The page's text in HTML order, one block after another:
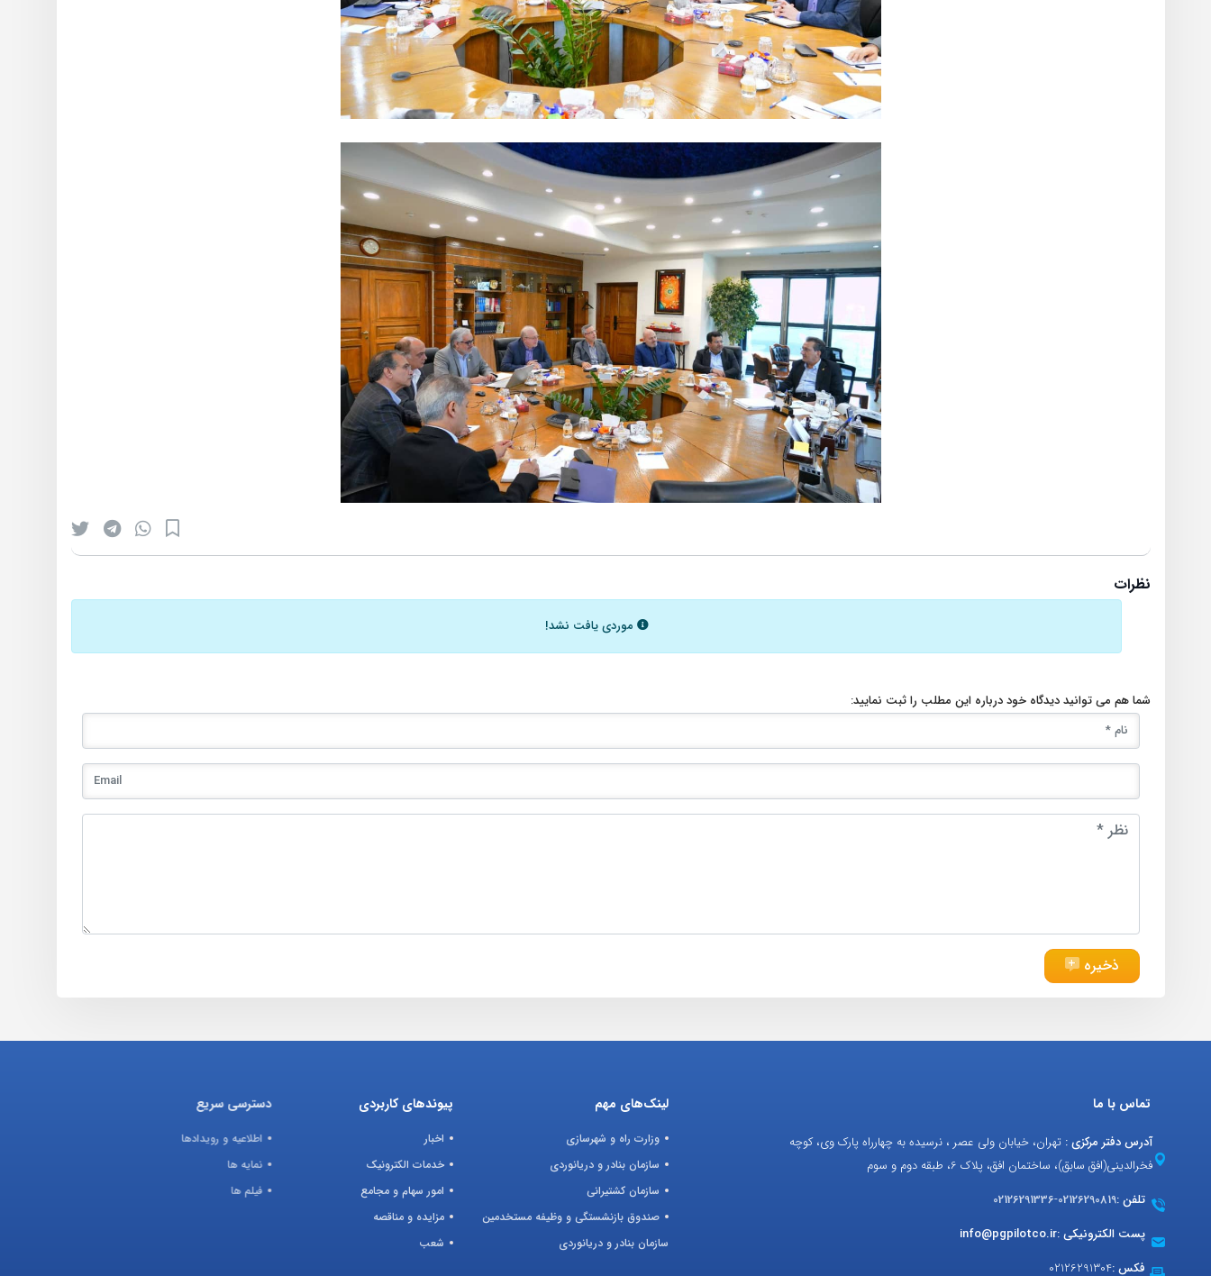
نظرات
موردی یافت نشد!
شما هم می توانید دیدگاه خود درباره این مطلب را ثبت نمایید:
ذخیره
تماس با ما
آدرس دفتر مرکزی : تهران، خیابان ولی عصر ، نرسیده به چهارراه پارک وی، کوچه
فخرالدینی(افق سابق)، ساختمان افق، پلاک 6، طبقه دوم و سوم
تلفن :02126290819
-
02126291336
پست الکترونیکی :info@pgpilotco.ir
فکس :02126291304
لینک‌های مهم
وزارت راه و شهرسازی
سازمان بنادر و دریانوردی
سازمان کشتیرانی
صندوق بازنشستگی و وظیفه مستخدمین
سازمان بنادر و دریانوردی
پیوندهای کاربردی
اخبار
خدمات الکترونیک
امور سهام و مجامع
مزایده و مناقصه
شعب
دسترسی سریع
اطلاعیه و رویدادها
نمایه ها